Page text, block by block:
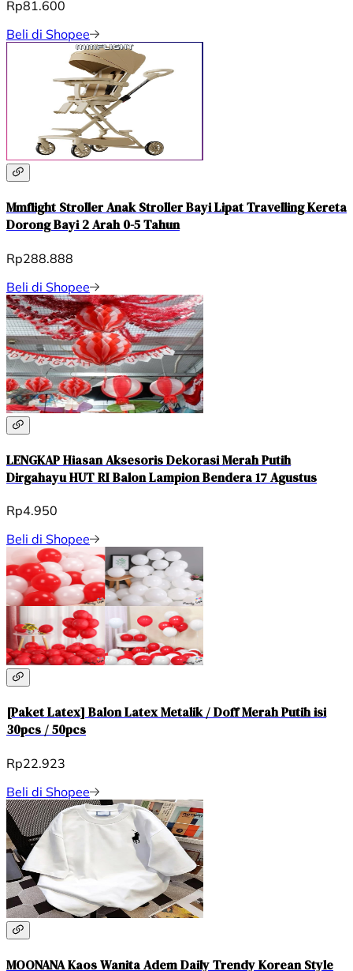
Rp81.600
Beli di Shopee
Mmflight Stroller Anak Stroller Bayi Lipat Travelling Kereta
Dorong Bayi 2 Arah 0-5 Tahun
Rp288.888
Beli di Shopee
LENGKAP Hiasan Aksesoris Dekorasi Merah Putih
Dirgahayu HUT RI Balon Lampion Bendera 17 Agustus
Rp4.950
Beli di Shopee
[Paket Latex] Balon Latex Metalik / Doff Merah Putih isi
30pcs / 50pcs
Rp22.923
Beli di Shopee
MOONANA Kaos Wanita Adem Daily Trendy Korean Style